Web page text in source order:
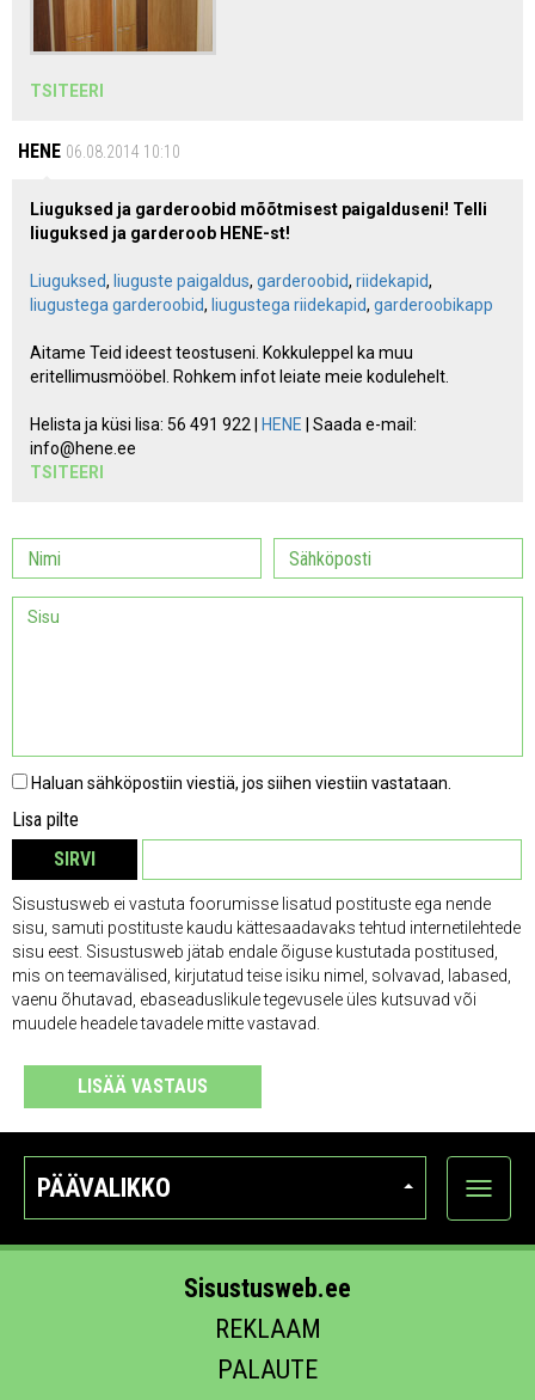
TSITEERI
HENE 06.08.2014 10:10
Liuguksed ja garderoobid mõõtmisest paigalduseni! Telli
liuguksed ja garderoob HENE-st!
Liuguksed, liuguste paigaldus, garderoobid, riidekapid,
liugustega garderoobid, liugustega riidekapid, garderoobikapp
Aitame Teid ideest teostuseni. Kokkuleppel ka muu
eritellimusmööbel. Rohkem infot leiate meie kodulehelt.
Helista ja küsi lisa: 56 491 922 | HENE | Saada e-mail:
info@hene.ee
TSITEERI
Haluan sähköpostiin viestiä, jos siihen viestiin vastataan.
Lisa pilte
SIRVI
Sisustusweb ei vastuta foorumisse lisatud postituste ega nende
sisu, samuti postituste kaudu kättesaadavaks tehtud internetilehtede
sisu eest. Sisustusweb jätab endale õiguse kustutada postitused,
mis on teemavälised, kirjutatud teise isiku nimel, solvavad, labased,
vaenu õhutavad, ebaseaduslikule tegevusele üles kutsuvad või
muudele headele tavadele mitte vastavad.
LISÄÄ VASTAUS
PÄÄVALIKKO
Näytä
Sisustusweb.ee
REKLAAM
PALAUTE